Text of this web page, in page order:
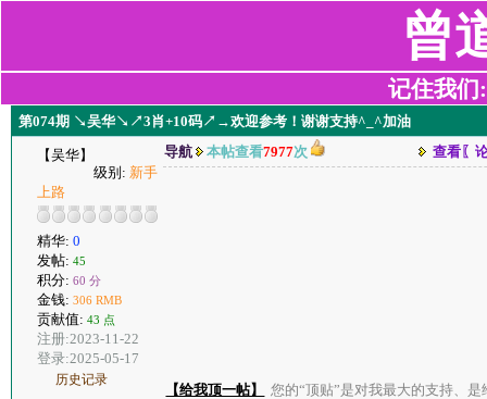
曾
记住我们
第074期 ↘吴华↘↗3肖+10码↗→欢迎参考！谢谢支持^_^加油
【吴华】
级别: 新手
上路
精华: 0
发帖: 45
积分: 60 分
金钱: 306 RMB
贡献值: 43 点
注册:2023-11-22
登录:2025-05-17
历史记录
导航 本帖查看7977次 查看〖
【给我顶一帖】 您的“顶贴”是对我最大的支持、